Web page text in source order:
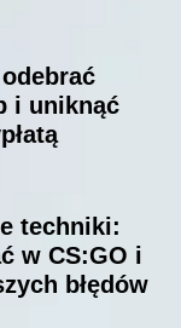
i uniknąć
techniki:
w CS:GO i
błędów